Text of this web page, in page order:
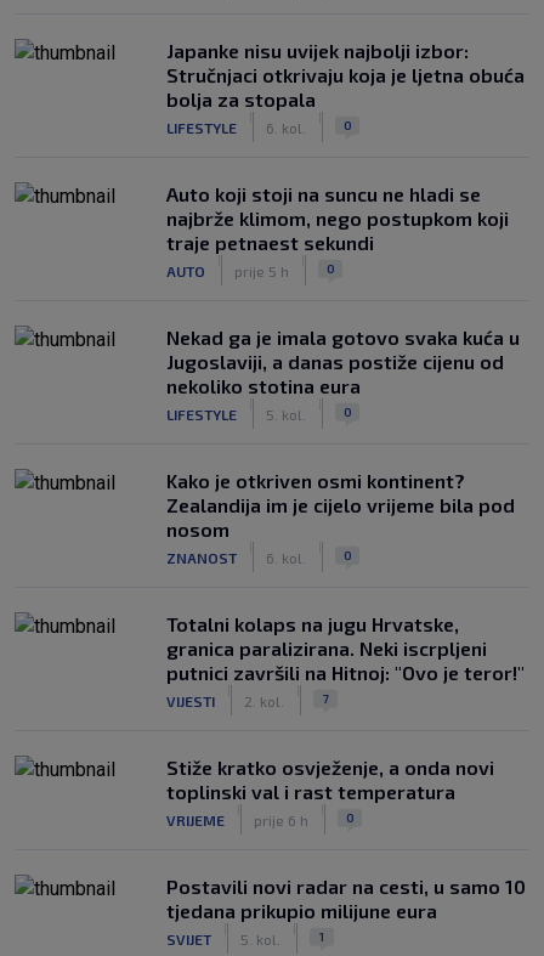
Japanke nisu uvijek najbolji izbor:
Stručnjaci otkrivaju koja je ljetna obuća
bolja za stopala
LIFESTYLE 6. kol. 0
Auto koji stoji na suncu ne hladi se
najbrže klimom, nego postupkom koji
traje petnaest sekundi
AUTO prije 5 h 0
Nekad ga je imala gotovo svaka kuća u
Jugoslaviji, a danas postiže cijenu od
nekoliko stotina eura
LIFESTYLE 5. kol. 0
Kako je otkriven osmi kontinent?
Zealandija im je cijelo vrijeme bila pod
nosom
ZNANOST 6. kol. 0
Totalni kolaps na jugu Hrvatske,
granica paralizirana. Neki iscrpljeni
putnici završili na Hitnoj: "Ovo je teror!"
VIJESTI 2. kol. 7
Stiže kratko osvježenje, a onda novi
toplinski val i rast temperatura
VRIJEME prije 6 h 0
Postavili novi radar na cesti, u samo 10
tjedana prikupio milijune eura
SVIJET 5. kol. 1